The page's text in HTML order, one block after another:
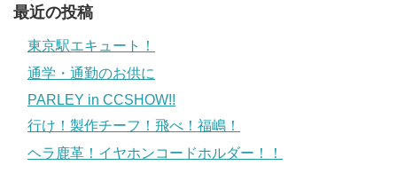
最近の投稿
東京駅エキュート！
通学・通勤のお供に
PARLEY in CCSHOW!!
行け！製作チーフ！飛べ！福嶋！
ヘラ鹿革！イヤホンコードホルダー！！